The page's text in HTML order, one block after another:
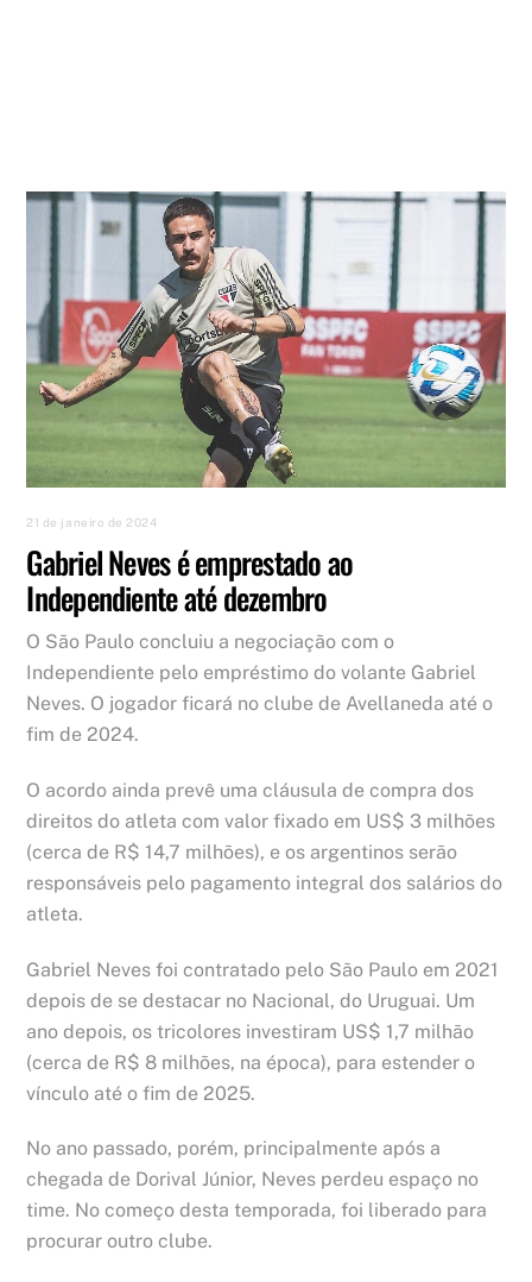
21 de janeiro de 2024
Gabriel Neves é emprestado ao
Independiente até dezembro
O São Paulo concluiu a negociação com o
Independiente pelo empréstimo do volante Gabriel
Neves. O jogador ficará no clube de Avellaneda até o
fim de 2024.
O acordo ainda prevê uma cláusula de compra dos
direitos do atleta com valor fixado em US$ 3 milhões
(cerca de R$ 14,7 milhões), e os argentinos serão
responsáveis pelo pagamento integral dos salários do
atleta.
Gabriel Neves foi contratado pelo São Paulo em 2021
depois de se destacar no Nacional, do Uruguai. Um
ano depois, os tricolores investiram US$ 1,7 milhão
(cerca de R$ 8 milhões, na época), para estender o
vínculo até o fim de 2025.
No ano passado, porém, principalmente após a
chegada de Dorival Júnior, Neves perdeu espaço no
time. No começo desta temporada, foi liberado para
procurar outro clube.